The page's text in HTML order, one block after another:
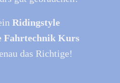
Ridingstyle
Fahrtechnik Kurs
das Richtige!